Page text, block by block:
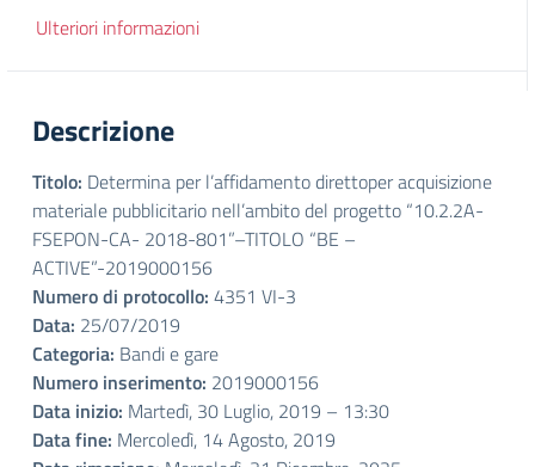
Ulteriori informazioni
Descrizione
Titolo: Determina per l’affidamento direttoper acquisizione
materiale pubblicitario nell’ambito del progetto “10.2.2A-
FSEPON-CA- 2018-801”–TITOLO “BE –
ACTIVE”-2019000156
Numero di protocollo: 4351 VI-3
Data: 25/07/2019
Categoria: Bandi e gare
Numero inserimento: 2019000156
Data inizio: Martedì, 30 Luglio, 2019 – 13:30
Data fine: Mercoledì, 14 Agosto, 2019